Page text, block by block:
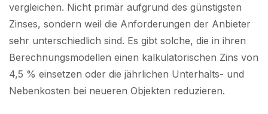
vergleichen. Nicht primär aufgrund des günstigsten
Zinses, sondern weil die Anforderungen der Anbieter
sehr unterschiedlich sind. Es gibt solche, die in ihren
Berechnungsmodellen einen kalkulatorischen Zins von
4,5 % einsetzen oder die jährlichen Unterhalts- und
Nebenkosten bei neueren Objekten reduzieren.